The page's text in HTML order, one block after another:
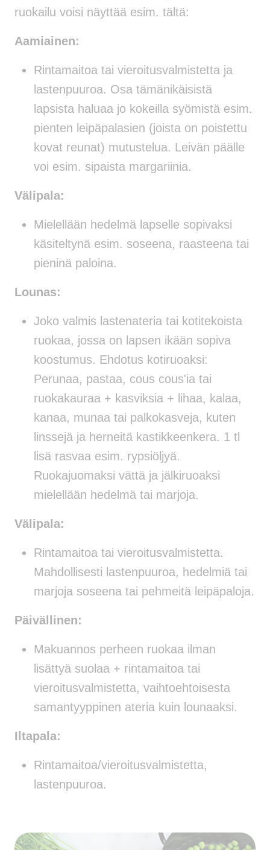
ruokailu voisi näyttää esim. tältä:
Aamiainen:
Rintamaitoa tai vieroitusvalmistetta ja
lastenpuuroa. Osa tämänikäisistä
lapsista haluaa jo kokeilla syömistä esim.
pienten leipäpalasien (joista on poistettu
kovat reunat) mutustelua. Leivän päälle
voi esim. sipaista margariinia.
Välipala:
Mielellään hedelmä lapselle sopivaksi
käsiteltynä esim. soseena, raasteena tai
pieninä paloina.
Lounas:
Joko valmis lastenateria tai kotitekoista
ruokaa, jossa on lapsen ikään sopiva
koostumus. Ehdotus kotiruoaksi:
Perunaa, pastaa, cous cous'ia tai
ruokakauraa + kasviksia + lihaa, kalaa,
kanaa, munaa tai palkokasveja, kuten
linssejä ja herneitä kastikkeenkera. 1 tl
lisä rasvaa esim. rypsiöljyä.
Ruokajuomaksi vättä ja jälkiruoaksi
mielellään hedelmä tai marjoja.
Välipala:
Rintamaitoa tai vieroitusvalmistetta.
Mahdollisesti lastenpuuroa, hedelmiä tai
marjoja soseena tai pehmeitä leipäpaloja.
Päivällinen:
Makuannos perheen ruokaa ilman
lisättyä suolaa + rintamaitoa tai
vieroitusvalmistetta, vaihtoehtoisesta
samantyyppinen ateria kuin lounaaksi.
Iltapala:
Rintamaitoa/vieroitusvalmistetta,
lastenpuuroa.